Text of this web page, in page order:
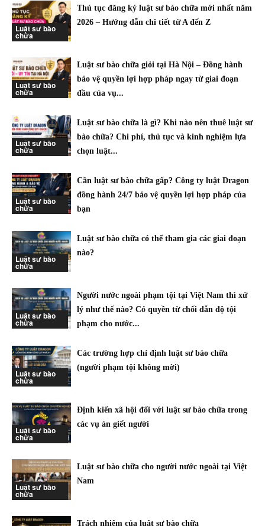
Luật sư bào
chữa
Thủ tục đăng ký luật sư bào chữa mới nhất năm
2026 – Hướng dẫn chi tiết từ A đến Z
Luật sư bào
chữa
Luật sư bào chữa giỏi tại Hà Nội – Đồng hành
bảo vệ quyền lợi hợp pháp ngay từ giai đoạn
đầu của vụ...
Luật sư bào
chữa
Luật sư bào chữa là gì? Khi nào nên thuê luật sư
bào chữa? Chi phí, thủ tục và kinh nghiệm lựa
chọn luật...
Luật sư bào
chữa
Cần luật sư bào chữa gấp? Công ty luật Dragon
đồng hành 24/7 bảo vệ quyền lợi hợp pháp của
bạn
Luật sư bào
chữa
Luật sư bào chữa có thể tham gia các giai đoạn
nào?
Luật sư bào
chữa
Người nước ngoài phạm tội tại Việt Nam thì xử
lý như thế nào? Có quyền từ chối dẫn độ tội
phạm cho nước...
Luật sư bào
chữa
Các trường hợp chỉ định luật sư bào chữa
(người phạm tội không mời)
Luật sư bào
chữa
Định kiến xã hội đối với luật sư bào chữa trong
các vụ án giết người
Luật sư bào
chữa
Luật sư bào chữa cho người nước ngoài tại Việt
Nam
Trách nhiệm của luật sư bào chữa